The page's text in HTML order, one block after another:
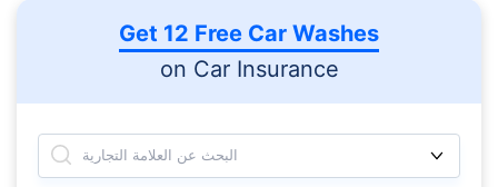
Get 12 Free Car Washes
on Car Insurance
البحث عن العلامة التجارية